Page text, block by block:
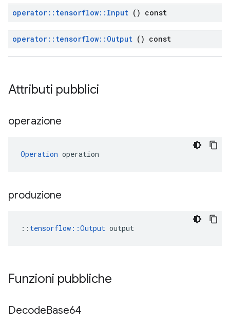
operator:: tensorflow:: Input () const
operator:: tensorflow:: Output () const
Attributi pubblici
operazione
Operation operation
produzione
:: tensorflow::Output output
Funzioni pubbliche
DecodeBase64